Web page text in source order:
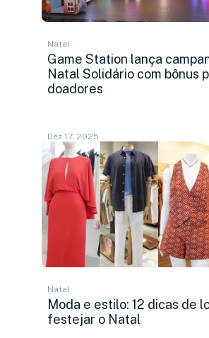
Natal
Game Station lança
Natal Solidário com bônus
doadores
Dez 17, 2025
Natal
Moda e estilo: 12 dicas de
festejar o Natal